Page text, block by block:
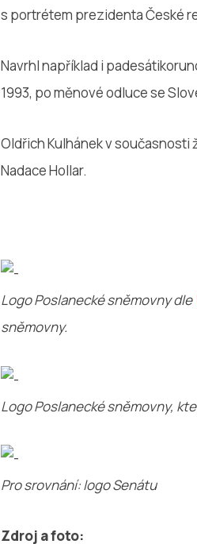
s portrétem prezidenta České
Navrhl například i
1993, po měnové odluce se
Oldřich Kulhánek v současnosti
Nadace Hollar.
Logo Poslanecké sněmovny dle
sněmovny.
Logo Poslanecké sněmovny,
Pro srovnání: logo Senátu
Zdroj a foto: